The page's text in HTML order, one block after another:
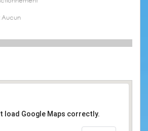
Aucun
load Google Maps correctly.